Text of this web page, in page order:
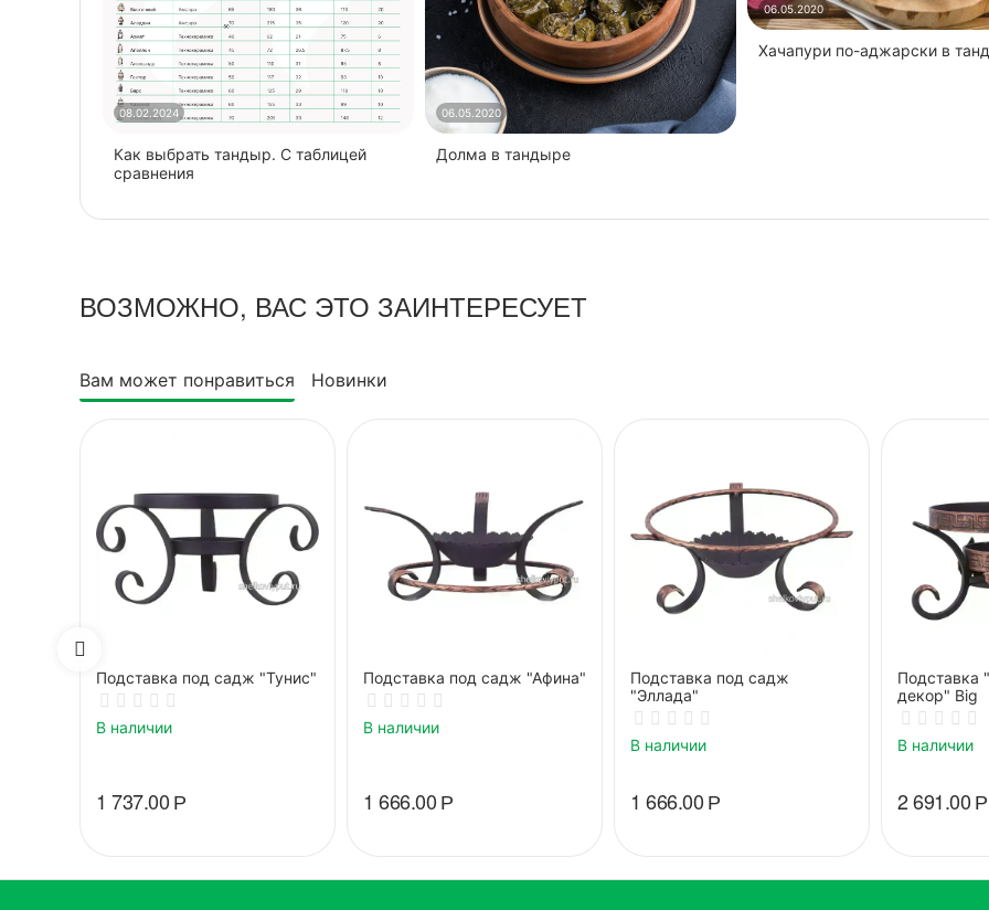
08.02.2024
Как выбрать тандыр. С таблицей
сравнения
06.05.2020
​Долма в тандыре
06.05.2020
Хачапури по-аджарски в
ВОЗМОЖНО, ВАС ЭТО ЗАИНТЕРЕСУЕТ
Вам может понравиться Новинки
Подставка под садж "Тунис"
В наличии
1 737.00Р
Подставка под садж "Афина"
В наличии
1 666.00Р
Подставка под садж
"Эллада"
В наличии
1 666.00Р
Подставка
декор" Big
В наличии
2 691.00Р